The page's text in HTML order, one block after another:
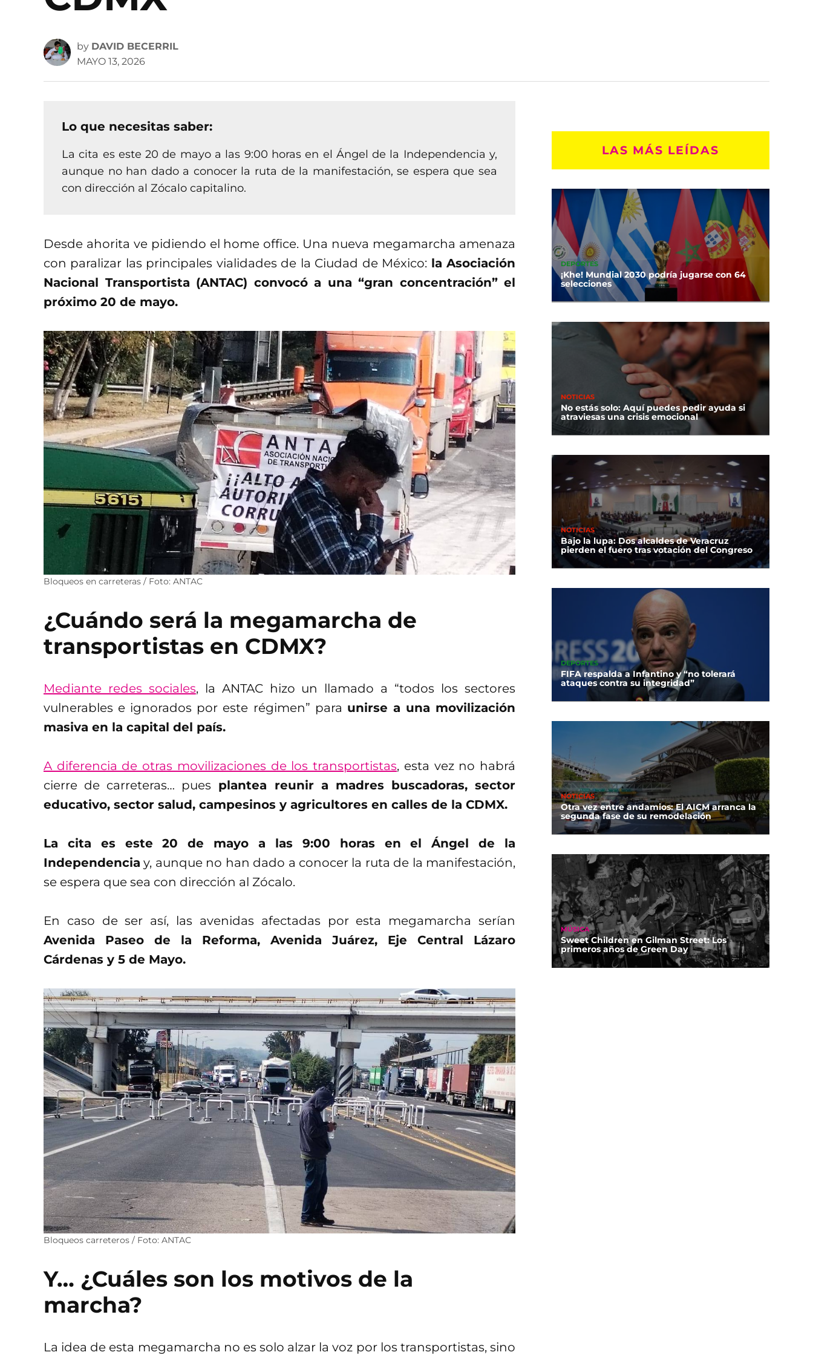
by DAVID BECERRIL
MAYO 13, 2026
Lo que necesitas saber:
La cita es este 20 de mayo a las 9:00 horas en el Ángel de la Independencia y,
aunque no han dado a conocer la ruta de la manifestación, se espera que sea
con dirección al Zócalo capitalino.
Desde ahorita ve pidiendo el home office. Una nueva megamarcha amenaza
con paralizar las principales vialidades de la Ciudad de México: la Asociación
Nacional Transportista (ANTAC) convocó a una “gran concentración” el
próximo 20 de mayo.
Bloqueos en carreteras / Foto: ANTAC
¿Cuándo será la megamarcha de
transportistas en CDMX?
Mediante redes sociales, la ANTAC hizo un llamado a “todos los sectores
vulnerables e ignorados por este régimen” para unirse a una movilización
masiva en la capital del país.
A diferencia de otras movilizaciones de los transportistas, esta vez no habrá
cierre de carreteras… pues plantea reunir a madres buscadoras, sector
educativo, sector salud, campesinos y agricultores en calles de la CDMX.
La cita es este 20 de mayo a las 9:00 horas en el Ángel de la
Independencia y, aunque no han dado a conocer la ruta de la manifestación,
se espera que sea con dirección al Zócalo.
En caso de ser así, las avenidas afectadas por esta megamarcha serían
Avenida Paseo de la Reforma, Avenida Juárez, Eje Central Lázaro
Cárdenas y 5 de Mayo.
Bloqueos carreteros / Foto: ANTAC
Y… ¿Cuáles son los motivos de la
marcha?
La idea de esta megamarcha no es solo alzar la voz por los transportistas, sino
LAS MÁS LEÍDAS
DEPORTES
¡Khe! Mundial 2030 podría jugarse con 64
selecciones
NOTICIAS
No estás solo: Aquí puedes pedir ayuda si
atraviesas una crisis emocional
NOTICIAS
Bajo la lupa: Dos alcaldes de Veracruz
pierden el fuero tras votación del Congreso
DEPORTES
FIFA respalda a Infantino y “no tolerará
ataques contra su integridad”
NOTICIAS
Otra vez entre andamios: El AICM arranca la
segunda fase de su remodelación
MÚSICA
Sweet Children en Gilman Street: Los
primeros años de Green Day